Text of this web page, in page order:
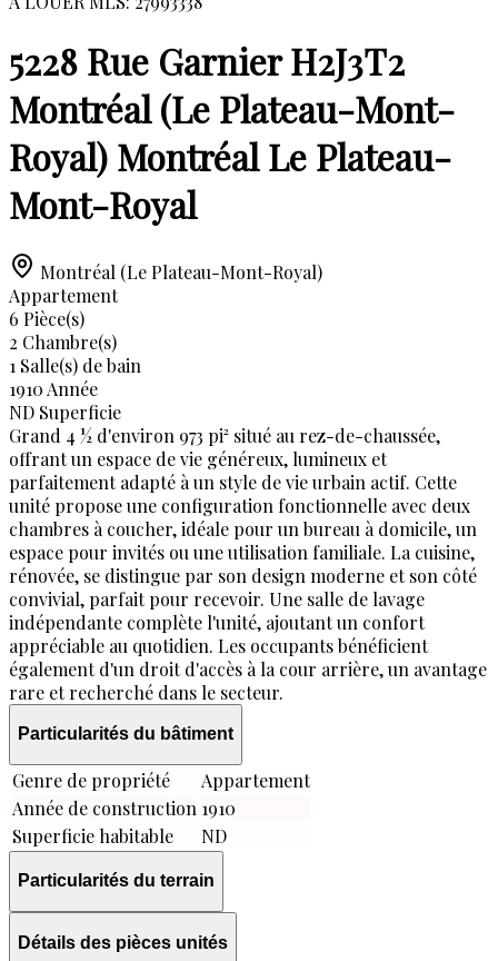
5228 Rue Garnier H2J3T2
Montréal (Le Plateau-Mont-
Royal) Montréal Le Plateau-
Mont-Royal
Montréal (Le Plateau-Mont-Royal)
Appartement
6 Pièce(s)
2 Chambre(s)
1 Salle(s) de bain
1910 Année
ND Superficie
Grand 4 ½ d'environ 973 pi² situé au rez-de-chaussée,
offrant un espace de vie généreux, lumineux et
parfaitement adapté à un style de vie urbain actif. Cette
unité propose une configuration fonctionnelle avec deux
chambres à coucher, idéale pour un bureau à domicile, un
espace pour invités ou une utilisation familiale. La cuisine,
rénovée, se distingue par son design moderne et son côté
convivial, parfait pour recevoir. Une salle de lavage
indépendante complète l'unité, ajoutant un confort
appréciable au quotidien. Les occupants bénéficient
également d'un droit d'accès à la cour arrière, un avantage
rare et recherché dans le secteur.
Particularités du bâtiment
Genre de propriété
Appartement
Année de construction 1910
Superficie habitable
ND
Particularités du terrain
Détails des pièces unités